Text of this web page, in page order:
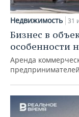
Недвижимость 31
Бизнес в
особенности
Аренда
предпринимателей